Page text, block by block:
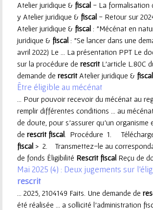
r
e
u
r
Atelier juridique & fiscal - La formalisation
y Atelier juridique & fiscal - Retour sur
Atelier juridique & fiscal : "Mécénat en
juridique & fiscal : "Se lancer dans une
avril 2022) Le ... La présentation PPT Le
sur la procédure de rescritL'article L.80C
demande de rescritAtelier juridique & fiscal
Être éligible au mécénat
... Pour pouvoir recevoir du mécénat au
remplir différentes conditions ... au
de doute, pour s’assurer qu’un
de rescrit fiscal . Procédure 1.
fiscal > 2. Transmettez-le au
de fonds Éligibilité Rescrit fiscal Reçu de
Mai 2025 (4) : Deux jugements sur
rescrit
... 2025, 2104149 Faits. Une demande de
été réalisée ... a sollicité l’administration